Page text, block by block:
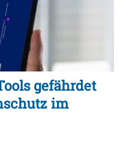
gefährdet
im